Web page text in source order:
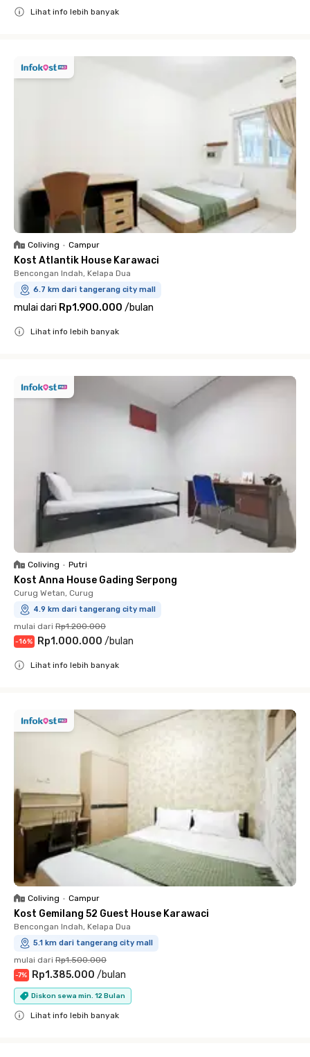
Lihat info lebih banyak
Coliving • Campur
Kost Atlantik House Karawaci
Bencongan Indah, Kelapa Dua
6.7 km dari tangerang city mall
mulai dari Rp1.900.000 /bulan
Lihat info lebih banyak
Coliving • Putri
Kost Anna House Gading Serpong
Curug Wetan, Curug
4.9 km dari tangerang city mall
mulai dari Rp1.200.000
-16% Rp1.000.000 /bulan
Lihat info lebih banyak
Coliving • Campur
Kost Gemilang 52 Guest House Karawaci
Bencongan Indah, Kelapa Dua
5.1 km dari tangerang city mall
mulai dari Rp1.500.000
-7% Rp1.385.000 /bulan
Diskon sewa min. 12 Bulan
Lihat info lebih banyak